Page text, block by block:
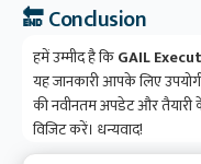
🔚 Conclusion
हमें उम्मीद है किGAIL
यह जानकारी आपके लिए
की नवीनतम अपडेट और तैयारी
विजिट करें। धन्यवाद!